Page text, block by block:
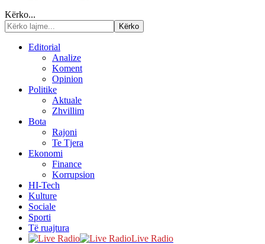
Kërko...
Editorial
Analize
Koment
Opinion
Politike
Aktuale
Zhvillim
Bota
Rajoni
Te Tjera
Ekonomi
Finance
Korrupsion
HI-Tech
Kulture
Sociale
Sporti
Të ruajtura
Live Radio